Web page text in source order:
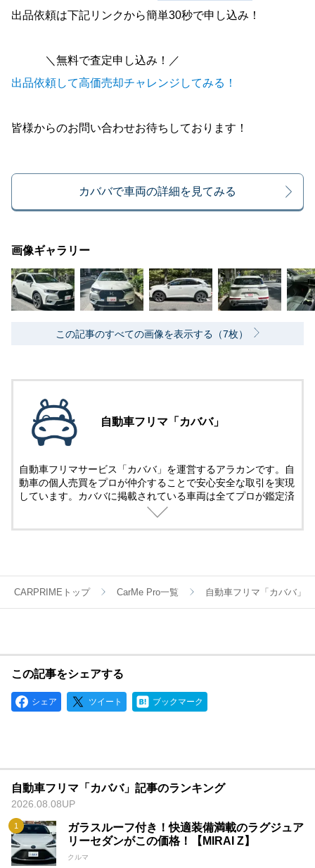
出品依頼は下記リンクから簡単30秒で申し込み！
＼無料で査定申し込み！／
出品依頼して高価売却チャレンジしてみる！
皆様からのお問い合わせお待ちしております！
カババで車両の詳細を見てみる
画像ギャラリー
この記事のすべての画像を表示する（7枚）
自動車フリマ「カババ」
自動車フリマサービス「カババ」を運営するアラカンです。自
動車の個人売買をプロが仲介することで安心安全な取引を実現
しています。カババに掲載されている車両は全てプロが鑑定済
CARPRIMEトップ CarMe Pro一覧 自動車フリマ「カババ」
この記事をシェアする
シェア ツイート ブックマーク
自動車フリマ「カババ」記事のランキング
2026.08.08UP
ガラスルーフ付き！快適装備満載のラグジュア
リーセダンがこの価格！【MIRAI Z】
クルマ